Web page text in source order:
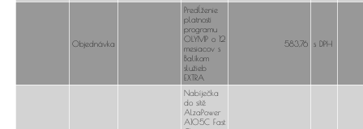
Objednávka
Predĺženie
platnosti
programu
OLYMP o 12
mesiacov s
Balíkom
služieb
EXTRA
583,76 s DPH
Nabíječka
do sítě
AlzaPower
A105C Fast